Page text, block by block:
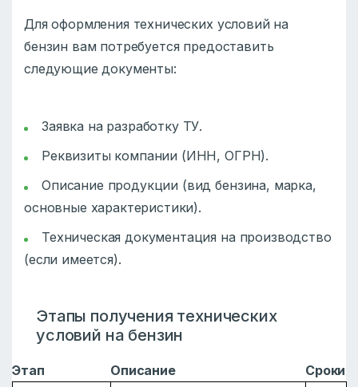
Для оформления технических условий на
бензин вам потребуется предоставить
следующие документы:
Заявка на разработку ТУ.
Реквизиты компании (ИНН, ОГРН).
Описание продукции (вид бензина, марка,
основные характеристики).
Техническая документация на производство
(если имеется).
Этапы получения технических
условий на бензин
Этап Описание
Сроки